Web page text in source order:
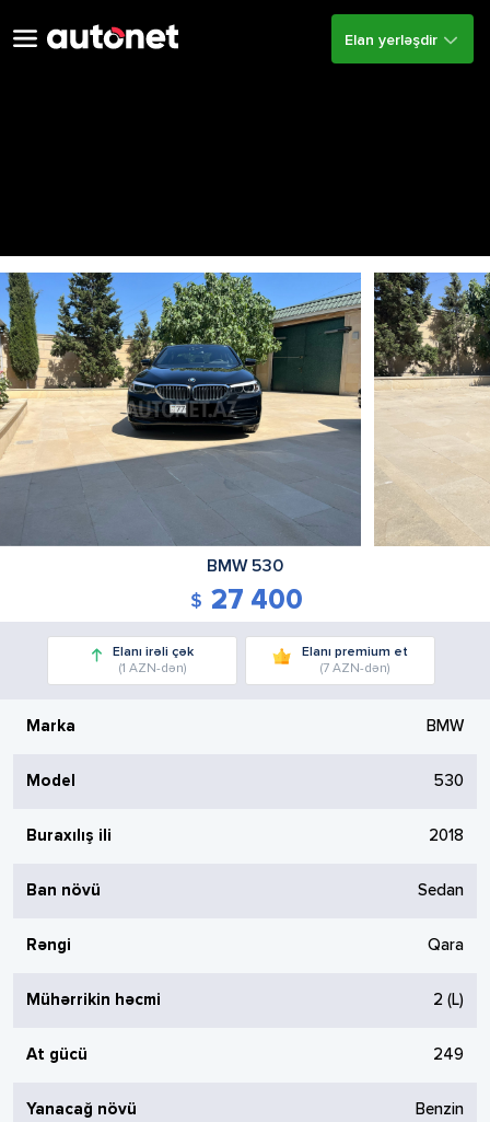
Elan yerləşdir
BMW 530
27 400
Elanı irəli çək
(1 AZN-dən)
Elanı premium et
(7 AZN-dən)
Marka BMW
Model 530
Buraxılış ili 2018
Ban növü Sedan
Rəngi Qara
Mühərrikin həcmi 2 (L)
At gücü 249
Yanacağ növü Benzin